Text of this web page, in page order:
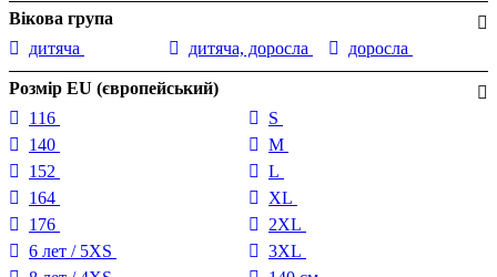
Вікова група
дитяча
дитяча, доросла доросла
Розмір EU (європейський)
116
140
152
164
176
6 лет / 5XS
S
M
L
XL
2XL
3XL